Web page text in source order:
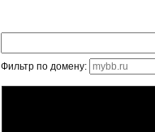
Фильтр по домену: